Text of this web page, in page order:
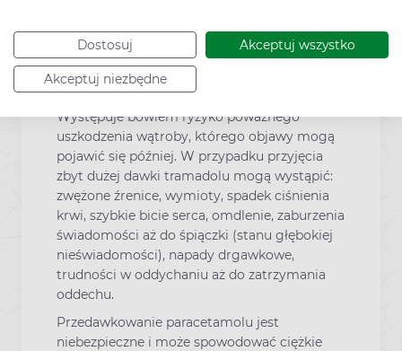
Dostosuj Akceptuj wszystko
Akceptuj niezbędne
W przypadku przyjęcia zbyt dużej dawki leku
należy natychmiast skontaktować się z
lekarzem, nawet jeśli samopoczucie jest
dobre.
Występuje bowiem ryzyko poważnego
uszkodzenia wątroby, którego objawy mogą
pojawić się później. W przypadku przyjęcia
zbyt dużej dawki tramadolu mogą wystąpić:
zwężone źrenice, wymioty, spadek ciśnienia
krwi, szybkie bicie serca, omdlenie, zaburzenia
świadomości aż do śpiączki (stanu głębokiej
nieświadomości), napady drgawkowe,
trudności w oddychaniu aż do zatrzymania
oddechu.
Przedawkowanie paracetamolu jest
niebezpieczne i może spowodować ciężkie